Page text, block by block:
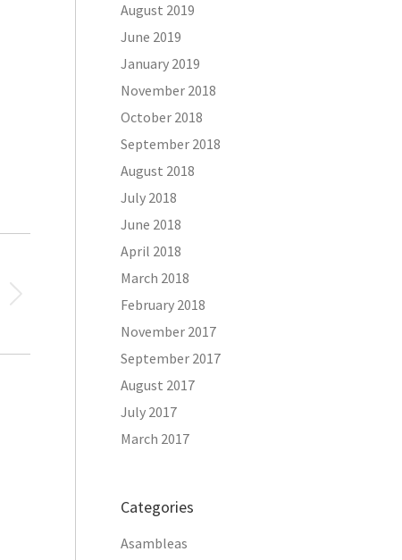
August 2019
June 2019
January 2019
November 2018
October 2018
September 2018
August 2018
July 2018
June 2018
April 2018
March 2018
February 2018
November 2017
September 2017
August 2017
July 2017
March 2017
Categories
Asambleas